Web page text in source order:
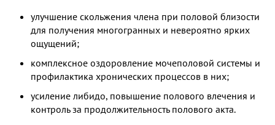
улучшение скольжения члена при половой близости
для получения многогранных и невероятно ярких
ощущений;
комплексное оздоровление мочеполовой системы и
профилактика хронических процессов в них;
усиление либидо, повышение полового влечения и
контроль за продолжительность полового акта.